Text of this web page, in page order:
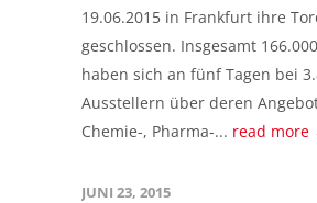
19.06.2015 in Frankfurt ihre
geschlossen. Insgesamt
haben sich an fünf Tagen bei
Ausstellern über deren
Chemie-, Pharma-... read more
JUNI 23, 2015